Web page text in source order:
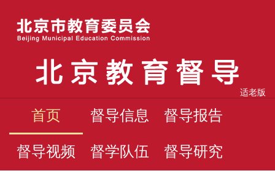
适老版
首页 督导信息 督导报告
督导视频 督学队伍 督导研究